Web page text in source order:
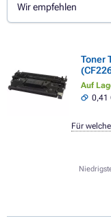
Wir empfehlen
Toner
Auf
0,41
Für